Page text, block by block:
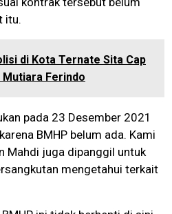
itu.
di Kota Ternate Sita Cap
Ferindo
pada 23 Desember 2021
BMHP belum ada. Kami
Mahdi juga dipanggil untuk
mengetahui terkait